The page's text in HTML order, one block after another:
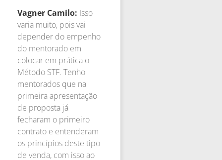
Vagner Camilo: Isso
varia muito, pois vai
depender do empenho
do mentorado em
colocar em prática o
Método STF. Tenho
mentorados que na
primeira apresentação
de proposta já
fecharam o primeiro
contrato e entenderam
os princípios deste tipo
de venda, com isso ao